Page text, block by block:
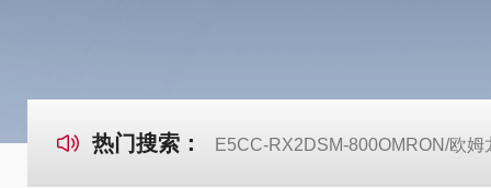
热门搜索： E5CC-RX2DSM-800OMRON/欧